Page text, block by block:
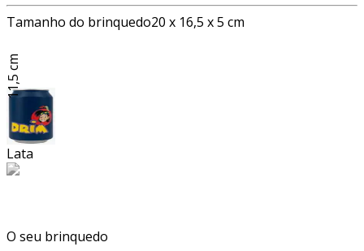
Tamanho do brinquedo20 x 16,5 x 5 cm
11,5 cm
Lata
O seu brinquedo